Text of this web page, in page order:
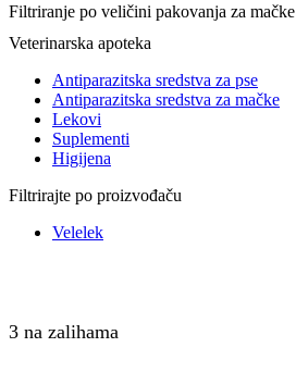
Filtriranje po veličini pakovanja za mačke
Veterinarska apoteka
Antiparazitska sredstva za pse
Antiparazitska sredstva za mačke
Lekovi
Suplementi
Higijena
Filtrirajte po proizvođaču
Velelek
3 na zalihama